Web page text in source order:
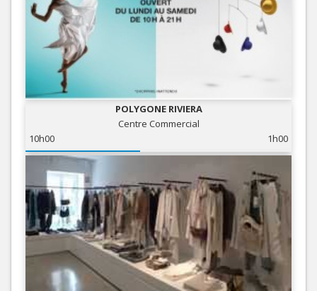
POLYGONE RIVIERA
Centre Commercial
10h00
1h00